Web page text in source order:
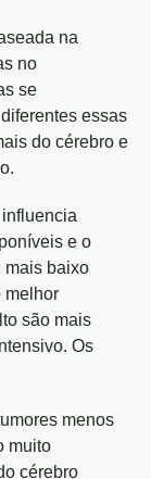
na
no
se
essas
do cérebro e
e o
mais baixo
melhor
são mais
Os
menos
muito
cérebro